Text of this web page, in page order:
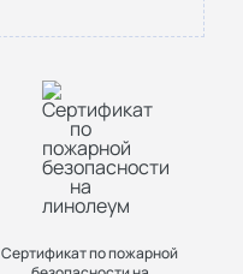
Сертификат по пожарной